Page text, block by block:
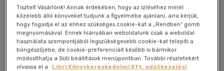
Tisztelt Vásárlónk! Annak érdekében, hogy az ízléséhez minél
közelebb álló könyveket tudjunk a figyelmébe ajánlani, arra kérjük,
hogy fogadja el az ehhez szükséges cookie-kat a „Rendben” gomb
megnyomásával. Ennek hiányában weboldalunk csak a weboldal
használata szempontjából legszükségesebb cookie-kat telepíti a
böngészőjébe, de cookie-preferenciáit később is bármikor
módosíthatja a Süti beállítások menüpontban. További részletekért
olvassa el a
Libri Könyvkereskedelmi Kft. adatkezelési